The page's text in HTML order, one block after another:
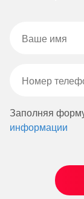
Заполняя
информации